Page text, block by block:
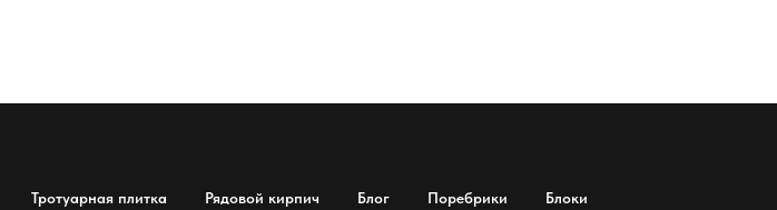
Тротуарная плитка Рядовой кирпич Блог Поребрики
Блоки